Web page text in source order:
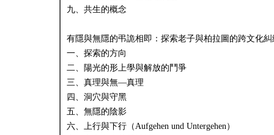
九、共生的概念
有隱與無隱的弔詭相即：探索老子與柏拉圖的跨文化
一、探索的方向
二、陽光的形上學與解放的鬥爭
三、真理與無—真理
四、洞穴與守黑
五、無隱的陰影
六、上行與下行（Aufgehen und Untergehen）